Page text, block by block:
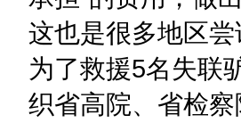
这也是很多地区
为了救援5名失联
织省高院、省检